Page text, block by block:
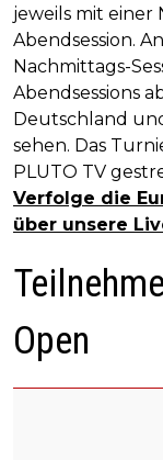
jeweils mit einer
Abendsession.
Nachmittags-
Abendsessions
Deutschland
sehen. Das
PLUTO TV
Verfolge die
über unsere
Open